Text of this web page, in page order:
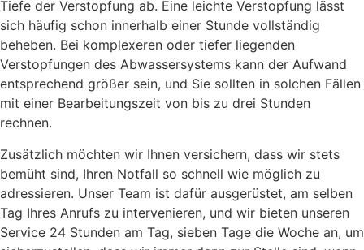
Tiefe der Verstopfung ab. Eine leichte Verstopfung lässt
sich häufig schon innerhalb einer Stunde vollständig
beheben. Bei komplexeren oder tiefer liegenden
Verstopfungen des Abwassersystems kann der Aufwand
entsprechend größer sein, und Sie sollten in solchen Fällen
mit einer Bearbeitungszeit von bis zu drei Stunden
rechnen.
Zusätzlich möchten wir Ihnen versichern, dass wir stets
bemüht sind, Ihren Notfall so schnell wie möglich zu
adressieren. Unser Team ist dafür ausgerüstet, am selben
Tag Ihres Anrufs zu intervenieren, und wir bieten unseren
Service 24 Stunden am Tag, sieben Tage die Woche an, um